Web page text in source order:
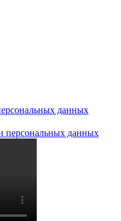
данных
персональных данных